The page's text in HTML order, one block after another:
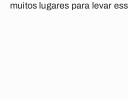
muitos lugares para levar